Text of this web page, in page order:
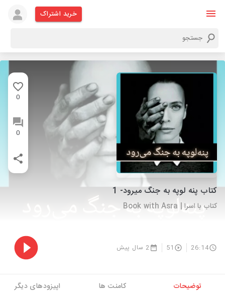
خرید اشتراک
0
0
کتاب پنه لوپه به جنگ میرود- 1
کتاب با اسرا | Book with Asra
26:14
51 2 سال پیش
توضیحات کامنت ها اپیزودهای دیگر